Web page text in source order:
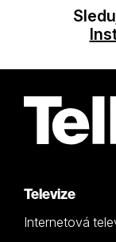
Televize
Internetová